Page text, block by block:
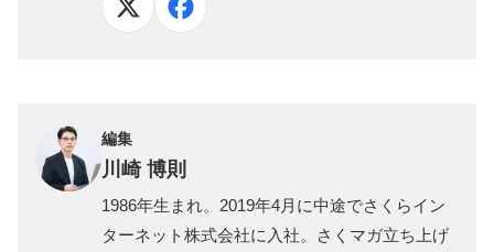
編集
川崎 博則
1986年生まれ。2019年4月に中途でさくらイン
ターネット株式会社に入社。さくマガ立ち上げ